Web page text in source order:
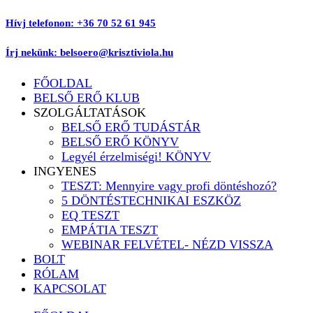
Ugrás
tartalomhoz
Hívj telefonon: +36 70 52 61 945
Írj nekünk: belsoero@krisztiviola.hu
FŐOLDAL
BELSŐ ERŐ KLUB
SZOLGÁLTATÁSOK
BELSŐ ERŐ TUDÁSTÁR
BELSŐ ERŐ KÖNYV
Legyél érzelmiségi! KÖNYV
INGYENES
TESZT: Mennyire vagy profi döntéshozó?
5 DÖNTÉSTECHNIKAI ESZKÖZ
EQ TESZT
EMPÁTIA TESZT
WEBINAR FELVÉTEL- NÉZD VISSZA
BOLT
RÓLAM
KAPCSOLAT